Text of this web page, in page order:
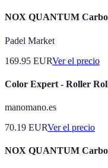
NOX QUANTUM
Padel Market
169.95 EURVer el precio
Color Expert - Roller
manomano.es
70.19 EURVer el precio
NOX QUANTUM